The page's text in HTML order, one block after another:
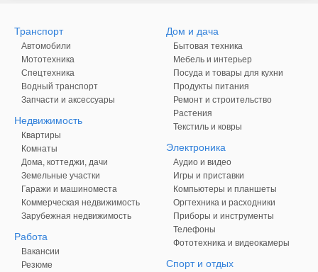
Транспорт
Автомобили
Мототехника
Спецтехника
Водный транспорт
Запчасти и аксессуары
Недвижимость
Квартиры
Комнаты
Дома, коттеджи, дачи
Земельные участки
Гаражи и машиноместа
Коммерческая недвижимость
Зарубежная недвижимость
Работа
Вакансии
Резюме
Дом и дача
Бытовая техника
Мебель и интерьер
Посуда и товары для кухни
Продукты питания
Ремонт и строительство
Растения
Текстиль и ковры
Электроника
Аудио и видео
Игры и приставки
Компьютеры и планшеты
Оргтехника и расходники
Приборы и инструменты
Телефоны
Фототехника и видеокамеры
Спорт и отдых